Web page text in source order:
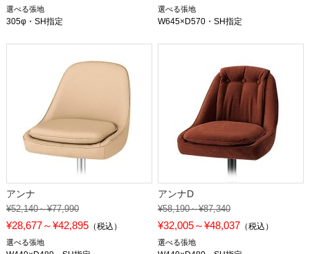
選べる張地
305φ・SH指定
選べる張地
W645×D570・SH指定
アンナ
¥52,140～¥77,990
¥28,677～¥42,895（税込）
選べる張地
アンナD
¥58,190～¥87,340
¥32,005～¥48,037 （税込）
選べる張地